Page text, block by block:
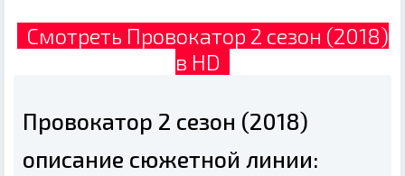
Смотреть Провокатор 2 сезон (2018)
в HD
Провокатор 2 сезон (2018)
описание сюжетной линии: